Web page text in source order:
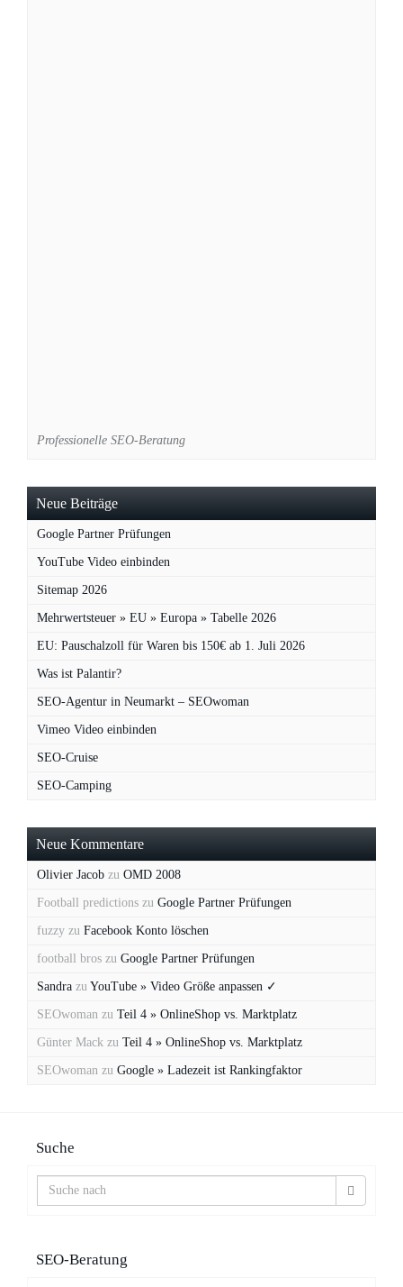
Professionelle SEO-Beratung
Neue Beiträge
Google Partner Prüfungen
YouTube Video einbinden
Sitemap 2026
Mehrwertsteuer » EU » Europa » Tabelle 2026
EU: Pauschalzoll für Waren bis 150€ ab 1. Juli 2026
Was ist Palantir?
SEO-Agentur in Neumarkt – SEOwoman
Vimeo Video einbinden
SEO-Cruise
SEO-Camping
Neue Kommentare
Olivier Jacob zu OMD 2008
Football predictions zu Google Partner Prüfungen
fuzzy zu Facebook Konto löschen
football bros zu Google Partner Prüfungen
Sandra zu YouTube » Video Größe anpassen ✓
SEOwoman zu Teil 4 » OnlineShop vs. Marktplatz
Günter Mack zu Teil 4 » OnlineShop vs. Marktplatz
SEOwoman zu Google » Ladezeit ist Rankingfaktor
Suche
SEO-Beratung